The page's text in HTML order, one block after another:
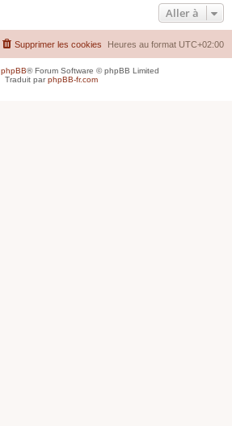
Aller à
Heures au format UTC+02:00
Supprimer les cookies
phpBB® Forum Software © phpBB Limited
Traduit parphpBB-fr.com